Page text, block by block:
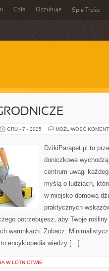
Cola Oszukuje Spis Treści
GRU - 7 - 2025 MOŻLIWOŚĆ
DzikiParapet.pl to
doniczkowe
centrum uwagi
myślą o ludziach,
w miejsko-domową
praktycznych
potrzebujesz, aby Twoje rośliny
warunkach. Zobacz:
encyklopedia wiedzy […]
W LOTNICTWIE